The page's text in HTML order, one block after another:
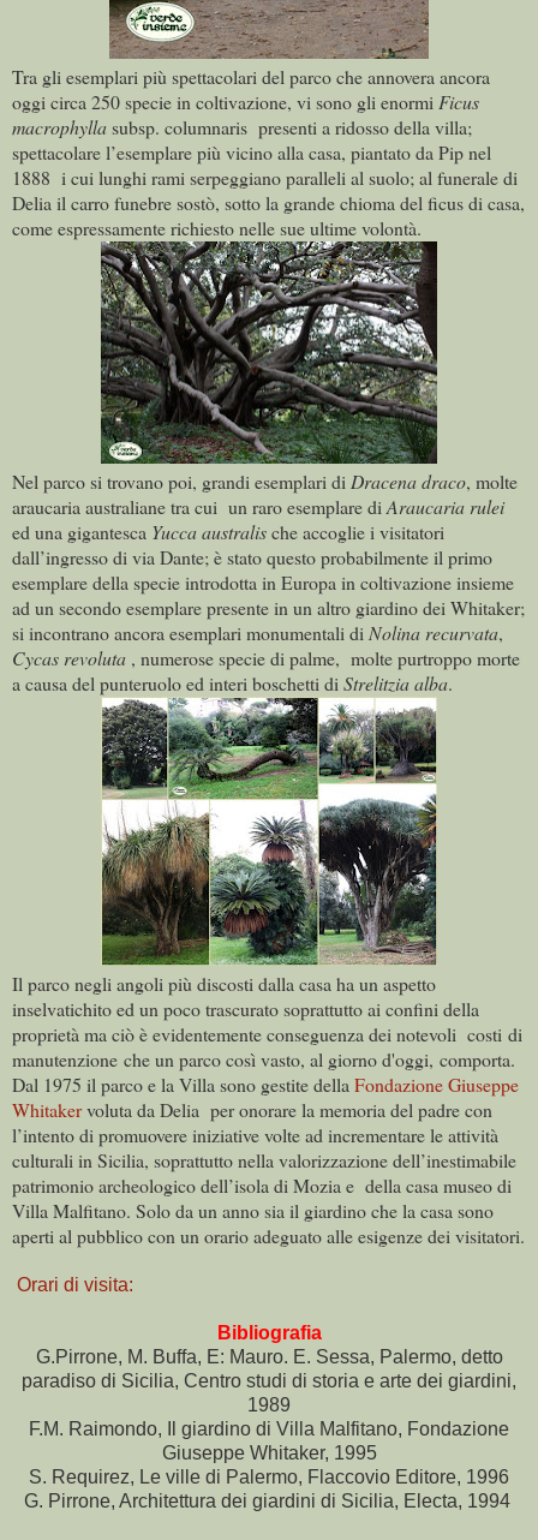
Tra gli esemplari più spettacolari del parco che annovera ancora
oggi circa 250 specie in coltivazione, vi sono gli enormiFicus
macrophyllasubsp. columnaris presenti a ridosso della villa;
spettacolare l’esemplare più vicino alla casa, piantato da Pip nel
1888 i cui lunghi rami serpeggiano paralleli al suolo; al funerale di
Delia il carro funebre sostò, sotto la grande chioma del ficus di casa,
come espressamente richiesto nelle sue ultime volontà.
Nel parco si trovano poi, grandi esemplari diDracena draco, molte
araucaria australiane tra cui un raro esemplare diAraucaria rulei
ed una gigantesca Yucca australische accoglie i visitatori
dall’ingresso di via Dante; è stato questo probabilmente il primo
esemplare della specie introdotta in Europa in coltivazione insieme
ad un secondo esemplare presente in un altro giardino dei Whitaker;
si incontrano ancora esemplari monumentali diNolina recurvata,
Cycas revoluta , numerose specie di palme, molte purtroppo morte
a causa del punteruolo ed interi boschetti diStrelitzia alba.
Il parco negli angoli più discosti dalla casa ha un aspetto
inselvatichito ed un poco trascurato soprattutto ai confini della
proprietà ma ciò è evidentemente conseguenza dei notevoli costi di
manutenzione che un parco così vasto, al giorno d'oggi, comporta.
Dal 1975 il parco e la Villa sono gestite dellaFondazione Giuseppe
Whitakervoluta da Delia per onorare la memoria del padre con
l’intento di promuovere iniziative volte ad incrementare le attività
culturali in Sicilia, soprattutto nella valorizzazione dell’inestimabile
patrimonio archeologico dell’isola di Mozia e della casa museo di
Villa Malfitano. Solo da un anno sia il giardino che la casa sono
aperti al pubblico con un orario adeguato alle esigenze dei visitatori.
Orari di visita:
Bibliografia
G.Pirrone, M. Buffa, E: Mauro. E. Sessa, Palermo, detto
paradiso di Sicilia, Centro studi di storia e arte dei giardini,
1989
F.M. Raimondo, Il giardino di Villa Malfitano, Fondazione
Giuseppe Whitaker, 1995
S. Requirez, Le ville di Palermo, Flaccovio Editore, 1996
G. Pirrone, Architettura dei giardini di Sicilia, Electa, 1994